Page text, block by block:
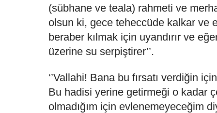
(sübhane ve teala) rahmeti ve
olsun ki, gece teheccüde kalkar ve
beraber kılmak için uyandırır ve
üzerine su serpiştirer’’.
‘’Vallahi! Bana bu fırsatı verdiğin
Bu hadisi yerine getirmeği o kadar
olmadığım için evlenemeyeceğim